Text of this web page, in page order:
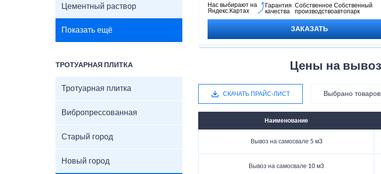
Цементный раствор
Показать ещё
ТРОТУАРНАЯ ПЛИТКА
Тротуарная плитка
Вибропрессованная
Старый город
Новый город
дом в порядок обратитесь за помощью в нашу
Нас выбирают на
Яндекс.Картах
Гарантия
качества
Собственное
производство
Собственный
автопарк
ЗАКАЗАТЬ
Цены на
СКАЧАТЬ ПРАЙС-ЛИСТ Выбрано
Наименование
Вывоз на самосвале 5 м3
Вывоз на самосвале 10 м3